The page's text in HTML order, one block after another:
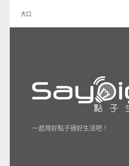
大口
一起用好點子過好生活吧！